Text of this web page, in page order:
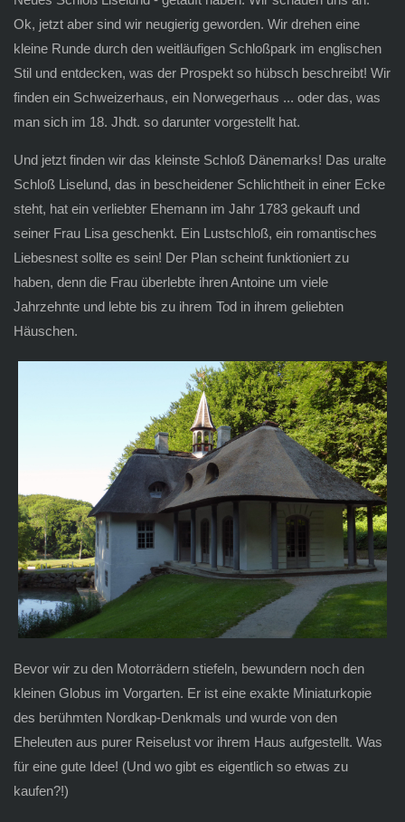
Ok, jetzt aber sind wir neugierig geworden. Wir drehen eine
kleine Runde durch den weitläufigen Schloßpark im englischen
Stil und entdecken, was der Prospekt so hübsch beschreibt! Wir
finden ein Schweizerhaus, ein Norwegerhaus ... oder das, was
man sich im 18. Jhdt. so darunter vorgestellt hat.
Und jetzt finden wir das kleinste Schloß Dänemarks! Das uralte
Schloß Liselund, das in bescheidener Schlichtheit in einer Ecke
steht, hat ein verliebter Ehemann im Jahr 1783 gekauft und
seiner Frau Lisa geschenkt. Ein Lustschloß, ein romantisches
Liebesnest sollte es sein! Der Plan scheint funktioniert zu
haben, denn die Frau überlebte ihren Antoine um viele
Jahrzehnte und lebte bis zu ihrem Tod in ihrem geliebten
Häuschen.
Bevor wir zu den Motorrädern stiefeln, bewundern noch den
kleinen Globus im Vorgarten. Er ist eine exakte Miniaturkopie
des berühmten Nordkap-Denkmals und wurde von den
Eheleuten aus purer Reiselust vor ihrem Haus aufgestellt. Was
für eine gute Idee! (Und wo gibt es eigentlich so etwas zu
kaufen?!)